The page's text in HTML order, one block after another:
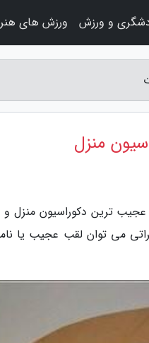
منزل
عجیب ترین دکوراسیون
می توان لقب عجیب یا
و ورزش ورزش های